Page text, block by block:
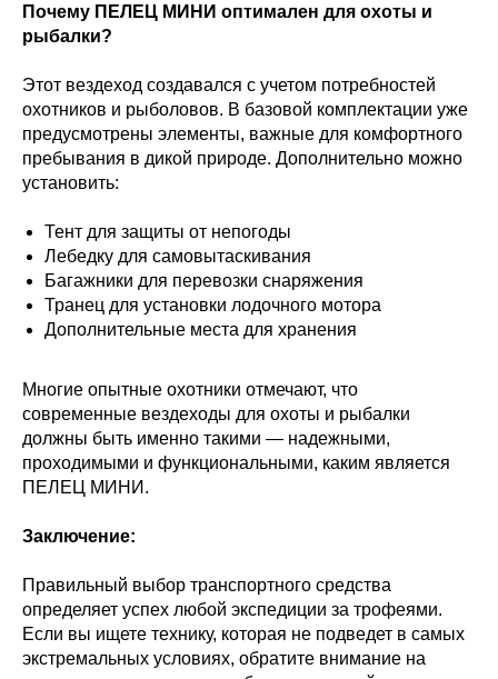
Почему ПЕЛЕЦ МИНИ оптимален для охоты и
рыбалки?
Этот вездеход создавался с учетом потребностей
охотников и рыболовов. В базовой комплектации уже
предусмотрены элементы, важные для комфортного
пребывания в дикой природе. Дополнительно можно
установить:
Тент для защиты от непогоды
Лебедку для самовытаскивания
Багажники для перевозки снаряжения
Транец для установки лодочного мотора
Дополнительные места для хранения
Многие опытные охотники отмечают, что
современные вездеходы для охоты и рыбалки
должны быть именно такими — надежными,
проходимыми и функциональными, каким является
ПЕЛЕЦ МИНИ.
Заключение:
Правильный выбор транспортного средства
определяет успех любой экспедиции за трофеями.
Если вы ищете технику, которая не подведет в самых
экстремальных условиях, обратите внимание на